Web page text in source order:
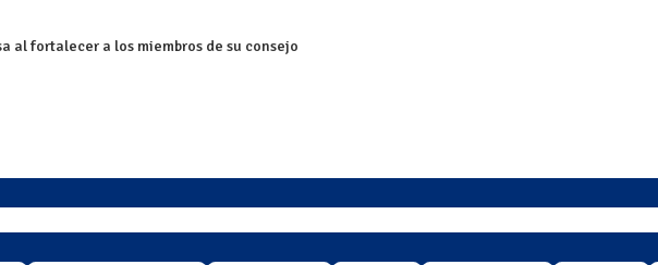
al fortalecer a los miembros de su consejo